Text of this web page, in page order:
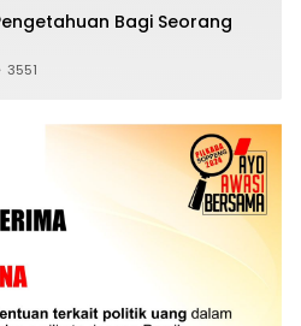
Bagi Seorang
3551